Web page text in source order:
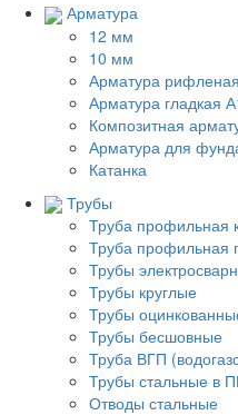
Арматура
12 мм
10 мм
Арматура
Арматура гладкая
Композитная
Арматура для
Катанка
Трубы
Труба профильная
Труба профильная
Трубы
Трубы круглые
Трубы
Трубы бесшовные
Труба ВГП
Трубы стальные в
Отводы стальные